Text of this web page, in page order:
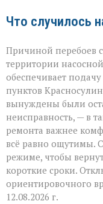
Что случилось
Причиной перебоев
территории
обеспечивает
пунктов
вынуждены были
неисправность, — в
ремонта важнее
всё равно ощутимы.
режиме, чтобы
короткие сроки.
ориентировочного
12.08.2026 г.